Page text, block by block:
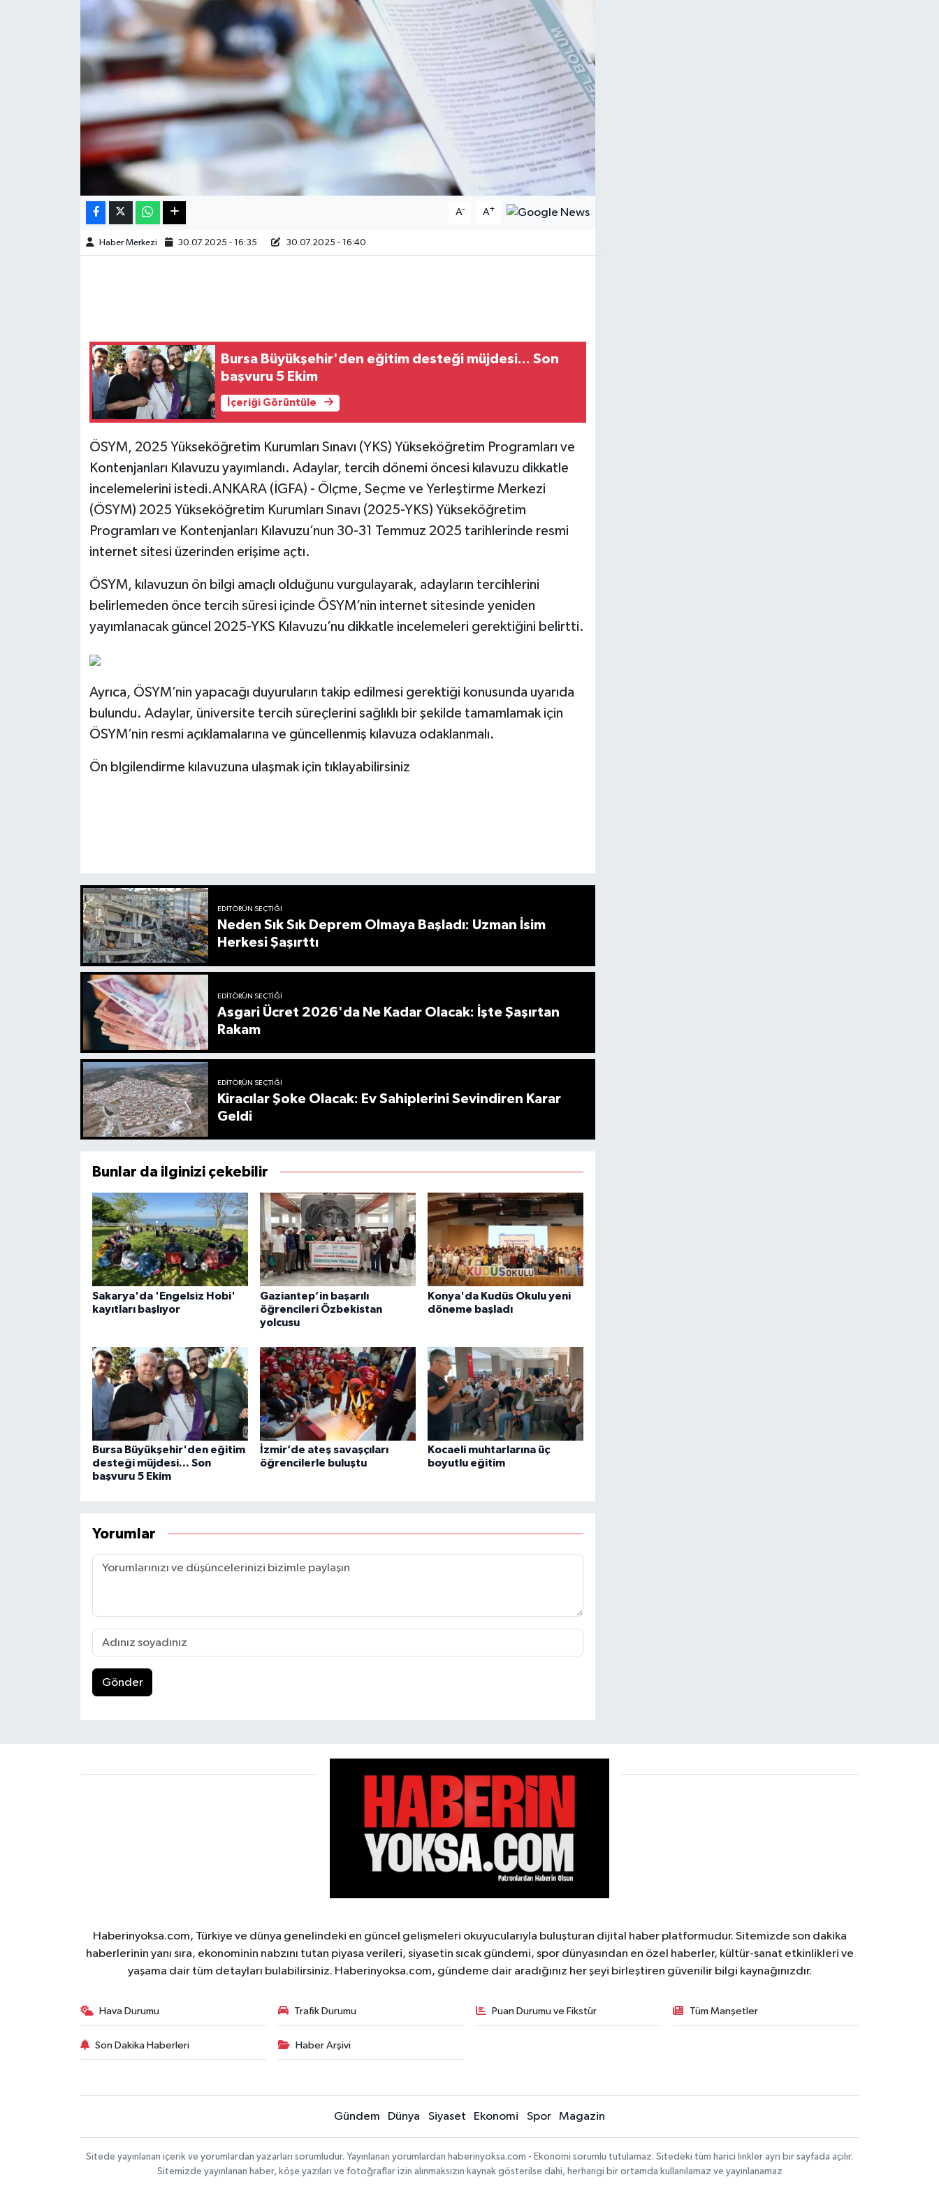
A- A+
Haber Merkezi 30.07.2025 - 16:35 30.07.2025 - 16:40
Bursa Büyükşehir'den eğitim desteği müjdesi... Son
başvuru 5 Ekim
İçeriği Görüntüle
ÖSYM, 2025 Yükseköğretim Kurumları Sınavı (YKS) Yükseköğretim Programları ve
Kontenjanları Kılavuzu yayımlandı. Adaylar, tercih dönemi öncesi kılavuzu dikkatle
incelemelerini istedi.ANKARA (İGFA) - Ölçme, Seçme ve Yerleştirme Merkezi
(ÖSYM) 2025 Yükseköğretim Kurumları Sınavı (2025-YKS) Yükseköğretim
Programları ve Kontenjanları Kılavuzu’nun 30-31 Temmuz 2025 tarihlerinde resmi
internet sitesi üzerinden erişime açtı.
ÖSYM, kılavuzun ön bilgi amaçlı olduğunu vurgulayarak, adayların tercihlerini
belirlemeden önce tercih süresi içinde ÖSYM’nin internet sitesinde yeniden
yayımlanacak güncel 2025-YKS Kılavuzu’nu dikkatle incelemeleri gerektiğini belirtti.
Ayrıca, ÖSYM’nin yapacağı duyuruların takip edilmesi gerektiği konusunda uyarıda
bulundu. Adaylar, üniversite tercih süreçlerini sağlıklı bir şekilde tamamlamak için
ÖSYM’nin resmi açıklamalarına ve güncellenmiş kılavuza odaklanmalı.
Ön blgilendirme kılavuzuna ulaşmak için tıklayabilirsiniz
EDITÖRÜN SEÇTIĞI
Neden Sık Sık Deprem Olmaya Başladı: Uzman İsim
Herkesi Şaşırttı
EDITÖRÜN SEÇTIĞI
Asgari Ücret 2026'da Ne Kadar Olacak: İşte Şaşırtan
Rakam
EDITÖRÜN SEÇTIĞI
Kiracılar Şoke Olacak: Ev Sahiplerini Sevindiren Karar
Geldi
Bunlar da ilginizi çekebilir
Sakarya'da 'Engelsiz Hobi'
kayıtları başlıyor
Gaziantep’in başarılı
öğrencileri Özbekistan
yolcusu
Konya'da Kudüs Okulu yeni
döneme başladı
Bursa Büyükşehir'den eğitim
desteği müjdesi... Son
başvuru 5 Ekim
İzmir’de ateş savaşçıları
öğrencilerle buluştu
Kocaeli muhtarlarına üç
boyutlu eğitim
Yorumlar
Gönder
Haberinyoksa.com, Türkiye ve dünya genelindeki en güncel gelişmeleri okuyucularıyla buluşturan dijital haber platformudur. Sitemizde son dakika
haberlerinin yanı sıra, ekonominin nabzını tutan piyasa verileri, siyasetin sıcak gündemi, spor dünyasından en özel haberler, kültür-sanat etkinlikleri ve
yaşama dair tüm detayları bulabilirsiniz. Haberinyoksa.com, gündeme dair aradığınız her şeyi birleştiren güvenilir bilgi kaynağınızdır.
Hava Durumu Trafik Durumu Puan Durumu ve Fikstür Tüm Manşetler
Son Dakika Haberleri Haber Arşivi
Gündem Dünya Siyaset Ekonomi Spor Magazin
Sitede yayınlanan içerik ve yorumlardan yazarları sorumludur. Yayınlanan yorumlardan haberinyoksa.com - Ekonomi sorumlu tutulamaz. Sitedeki tüm harici linkler ayrı bir sayfada açılır.
Sitemizde yayınlanan haber, köşe yazıları ve fotoğraflar izin alınmaksızın kaynak gösterilse dahi, herhangi bir ortamda kullanılamaz ve yayınlanamaz
Teknoloji